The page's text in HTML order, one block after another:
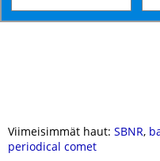
Viimeisimmät haut: SBNR,
periodical comet